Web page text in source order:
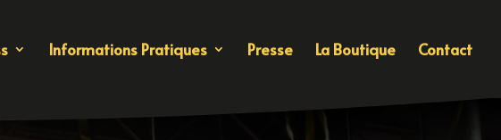
Informations Pratiques Presse La Boutique Contact